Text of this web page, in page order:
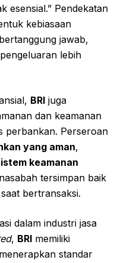
esensial.” Pendekatan
kebiasaan
jawab,
lebih
BRI juga
dan keamanan
perbankan. Perseroan
yang aman,
keamanan
tersimpan baik
bertransaksi.
dalam industri jasa
, BRI memiliki
standar